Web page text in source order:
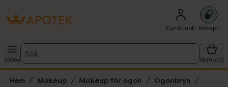
Kundklubb Recept
Meny
Sök
Varukorg
Hem Makeup Makeup för ögon
Ögonbryn